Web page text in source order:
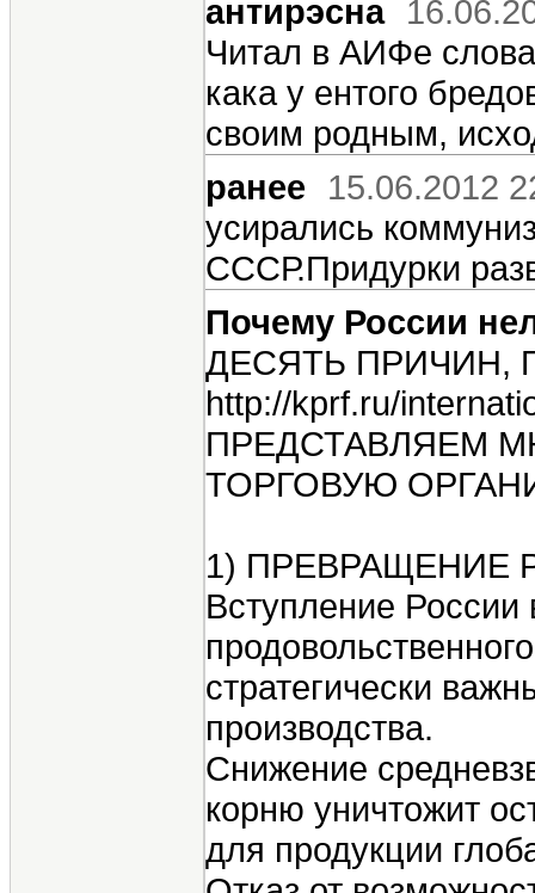
антирэсна
Читал в АИФе слова
кака у ентого
своим родным,
ранее
15.06.2012
усирались
СССР.Придурки
Почему России
ДЕСЯТЬ ПРИЧИН,
http://kprf.ru/
ПРЕДСТАВЛЯЕМ
ТОРГОВУЮ
1)
Вступление России
стратегически
производства.
Снижение
корню уничтожит
для продукции